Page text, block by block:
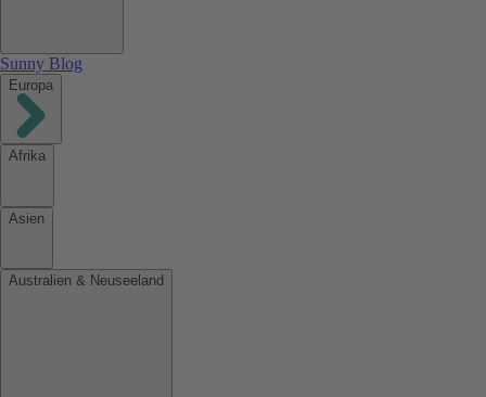
Sunny Blog
Europa
Afrika
Asien
Australien & Neuseeland